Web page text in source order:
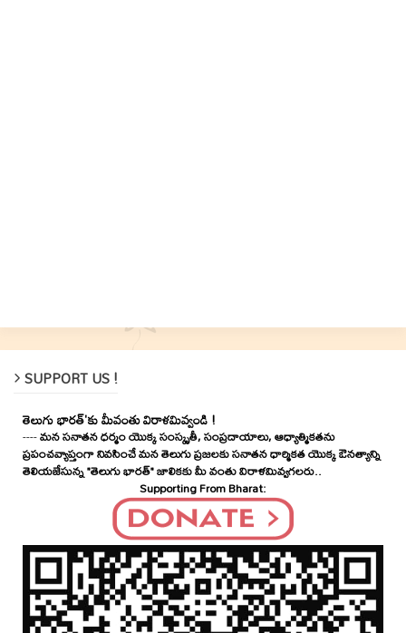
SUPPORT US !
తెలుగు భారత్'కు మీవంతు విరాళమివ్వండి !
----మన సనాతన ధర్మం యొక్క సంస్కృతీ, సంప్రదాయాలు, ఆధ్యాత్మికతను
ప్రపంచవ్యాప్తంగా నివసించే మన తెలుగు ప్రజలకు సనాతన ధార్మికత యొక్క ఔనత్యాన్ని
తెలియజేసున్న "తెలుగు భారత్" జాలికకు మీ వంతు విరాళమివ్వగలరు..
Supporting From Bharat: